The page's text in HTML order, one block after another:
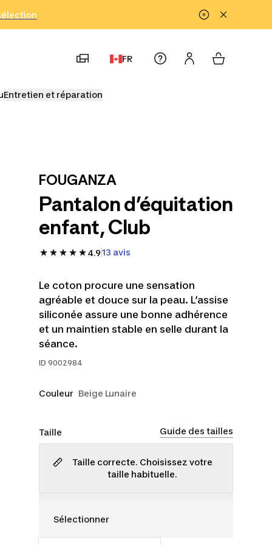
FR
Entretien et réparation
FOUGANZA
Pantalon d’équitation
enfant, Club
4.913 avis
Le coton procure une sensation
agréable et douce sur la peau. L’assise
siliconée assure une bonne adhérence
et un maintien stable en selle durant la
séance.
ID 9002984
Couleur Beige Lunaire
Taille Guide des tailles
Taille correcte. Choisissez votre
taille habituelle.